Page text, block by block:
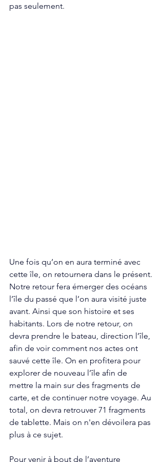
pas seulement.
Une fois qu’on en aura terminé avec
cette île, on retournera dans le présent.
Notre retour fera émerger des océans
l’île du passé que l’on aura visité juste
avant. Ainsi que son histoire et ses
habitants. Lors de notre retour, on
devra prendre le bateau, direction l’île,
afin de voir comment nos actes ont
sauvé cette île. On en profitera pour
explorer de nouveau l’île afin de
mettre la main sur des fragments de
carte, et de continuer notre voyage. Au
total, on devra retrouver 71 fragments
de tablette. Mais on n'en dévoilera pas
plus à ce sujet.
Pour venir à bout de l’aventure